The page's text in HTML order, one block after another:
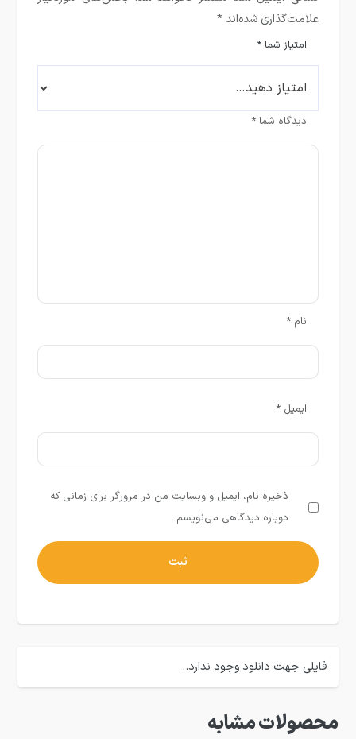
علامت‌گذاری شده‌اند*
امتیاز شما*
دیدگاه شما*
نام*
ایمیل*
ذخیره نام، ایمیل و وبسایت من در مرورگر برای زمانی که
دوباره دیدگاهی می‌نویسم.
فایلی جهت دانلود وجود ندارد..
محصولات مشابه